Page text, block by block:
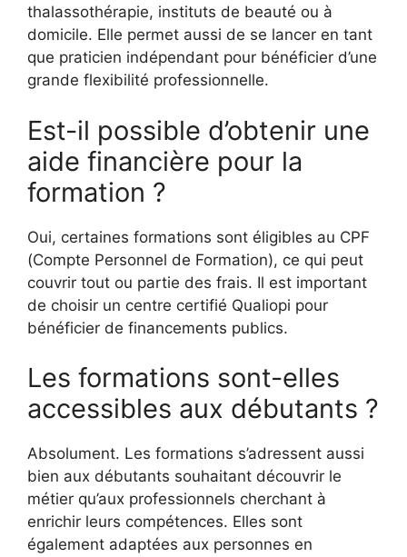
thalassothérapie, instituts de beauté ou à
domicile. Elle permet aussi de se lancer en tant
que praticien indépendant pour bénéficier d’une
grande flexibilité professionnelle.
Est-il possible d’obtenir une
aide financière pour la
formation ?
Oui, certaines formations sont éligibles au CPF
(Compte Personnel de Formation), ce qui peut
couvrir tout ou partie des frais. Il est important
de choisir un centre certifié Qualiopi pour
bénéficier de financements publics.
Les formations sont-elles
accessibles aux débutants ?
Absolument. Les formations s’adressent aussi
bien aux débutants souhaitant découvrir le
métier qu’aux professionnels cherchant à
enrichir leurs compétences. Elles sont
également adaptées aux personnes en